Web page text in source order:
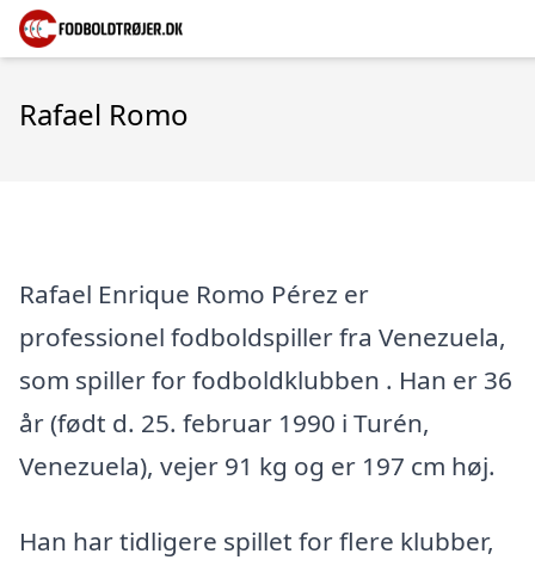
Rafael Romo
Rafael Enrique Romo Pérez er
professionel fodboldspiller fra Venezuela,
som spiller for fodboldklubben . Han er 36
år (født d. 25. februar 1990 i Turén,
Venezuela), vejer 91 kg og er 197 cm høj.
Han har tidligere spillet for flere klubber,